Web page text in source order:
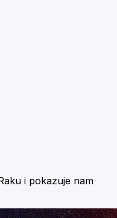
i pokazuje nam